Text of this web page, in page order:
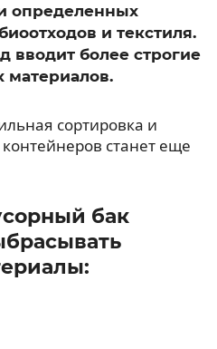
определенных
и текстиля.
вводит более строгие
материалов.
сортировка и
станет еще
бак